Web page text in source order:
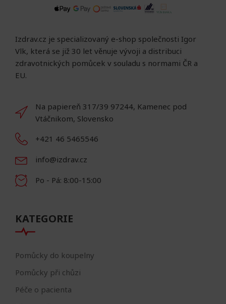
Izdrav.cz je specializovaný e-shop společnosti Igor
Vlk, která se již 30 let věnuje vývoji a distribuci
zdravotnických pomůcek v souladu s normami ČR a
EU.
Na papiereň 317/39 97244, Kamenec pod
Vtáčnikom, Slovensko
+421 46 5465546
info@izdrav.cz
Po - Pá: 8:00-15:00
KATEGORIE
Pomůcky do koupelny
Pomůcky při chůzi
Péče o pacienta